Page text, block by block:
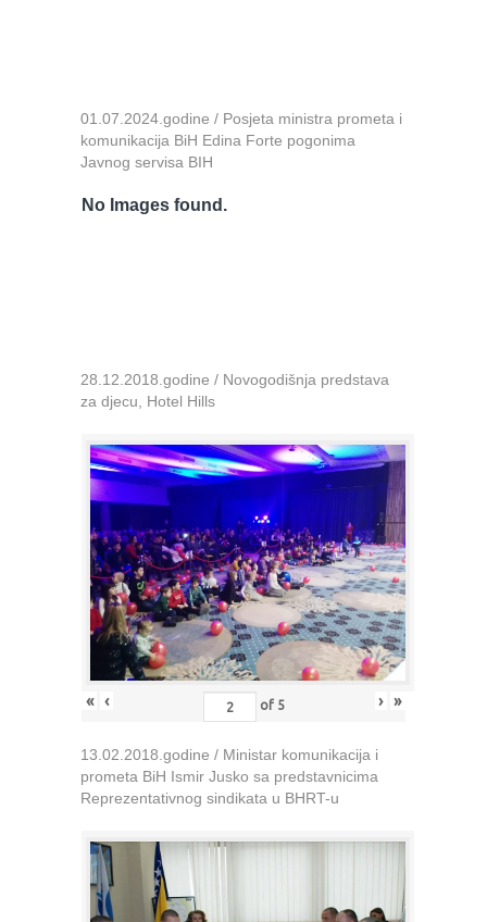
01.07.2024.godine / Posjeta ministra prometa i
komunikacija BiH Edina Forte pogonima
Javnog servisa BIH
No Images found.
28.12.2018.godine / Novogodišnja predstava
za djecu, Hotel Hills
« ‹ of 5 › »
13.02.2018.godine / Ministar komunikacija i
prometa BiH Ismir Jusko sa predstavnicima
Reprezentativnog sindikata u BHRT-u